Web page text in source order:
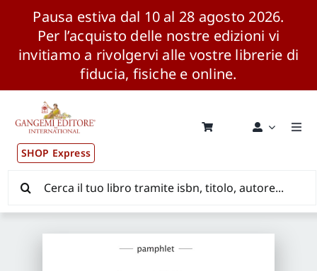
Pausa estiva dal 10 al 28 agosto 2026.
Per l’acquisto delle nostre edizioni vi
invitiamo a rivolgervi alle vostre librerie di
fiducia, fisiche e online.
contenuto
SHOP Express
Pubblicazioni
News ed Eventi
Distribuzione Wolrdwide
per: